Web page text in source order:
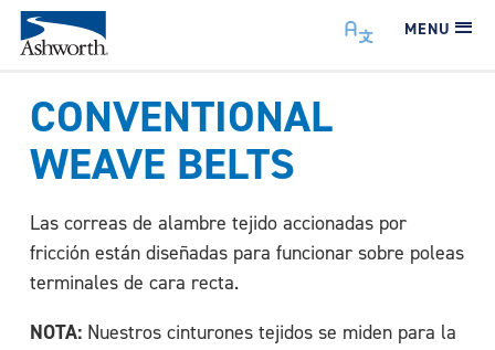
MENU
CONVENTIONAL
WEAVE BELTS
Las correas de alambre tejido accionadas por
fricción están diseñadas para funcionar sobre poleas
terminales de cara recta.
NOTA: Nuestros cinturones tejidos se miden para la